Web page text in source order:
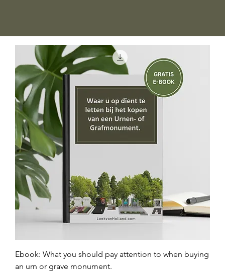
Ebook: What you should pay attention to when buying
an urn or grave monument.